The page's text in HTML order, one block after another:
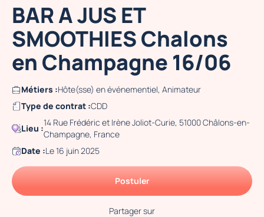
BAR A JUS ET
SMOOTHIES Chalons
en Champagne 16/06
Métiers :Hôte(sse) en événementiel, Animateur
Type de contrat :CDD
Lieu :
14 Rue Frédéric et Irène Joliot-Curie, 51000 Châlons-en-
Champagne, France
Date :Le 16 juin 2025
Postuler
Partager sur